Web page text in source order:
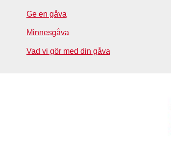
Ge en gåva
Minnesgåva
Vad vi gör med din gåva